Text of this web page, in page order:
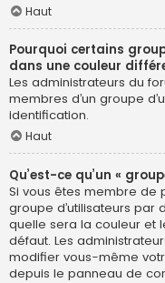
Haut
Pourquoi certains
dans une couleur
Les administrateurs du
membres d’un groupe
identification.
Haut
Qu’est-ce qu’un «
Si vous êtes membre de
groupe d’utilisateurs par
quelle sera la couleur et
défaut. Les
modifier vous-même
depuis le panneau de